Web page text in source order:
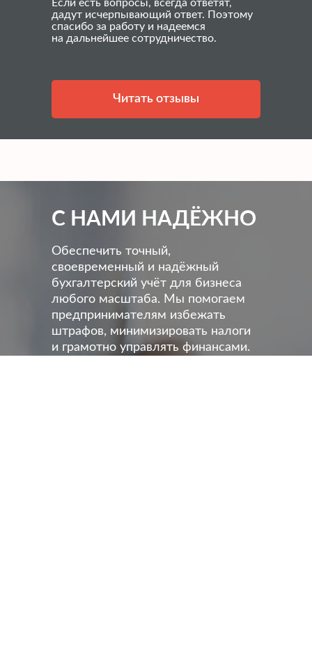
Если есть вопросы, всегда ответят,
дадут исчерпывающий ответ. Поэтому
спасибо за работу и надеемся
на дальнейшее сотрудничество.
Читать отзывы
С НАМИ НАДЁЖНО
Обеспечить точный,
своевременный и надёжный
бухгалтерский учёт для бизнеса
любого масштаба. Мы помогаем
предпринимателям избежать
штрафов, минимизировать налоги
и грамотно управлять финансами.